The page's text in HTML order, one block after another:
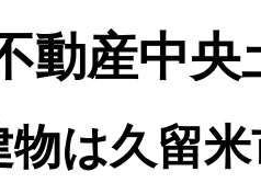
動産中
物は久留